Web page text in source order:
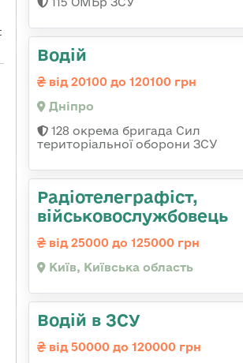
Водій
від 20100 до 120100 грн
Дніпро
128 окрема бригада Сил
територіальної оборони ЗСУ
Радіотелеграфіст,
військовослужбовець
від 25000 до 125000 грн
Київ, Київська область
Водій в ЗСУ
від 50000 до 120000 грн